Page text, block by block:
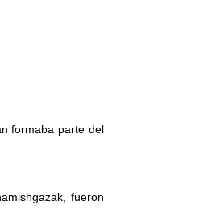
formaba parte del
fueron